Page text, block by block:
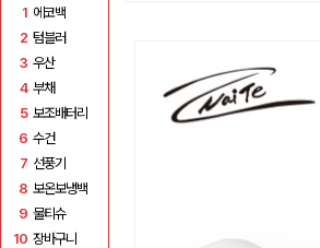
1 에코백
2 텀블러
3 우산
4 부채
5 보조배터리
6 수건
7 선풍기
8 보온보냉백
9 물티슈
10 장바구니